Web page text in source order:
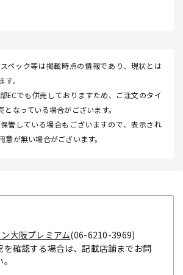
ペック等は掲載時点の情報であり、現状とは
。
ECでも併売しておりますため、ご注文のタイ
となっている場合がございます。
管している場合もございますので、表示され
意が無い場合がございます。
大阪プレミアム(06-6210-3969)
確認する場合は、記載店舗までお問